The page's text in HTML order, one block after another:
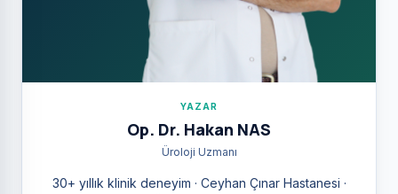
YAZAR
Op. Dr. Hakan NAS
Üroloji Uzmanı
30+ yıllık klinik deneyim · Ceyhan Çınar Hastanesi ·